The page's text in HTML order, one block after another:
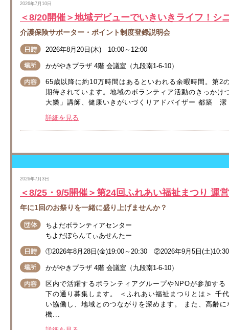
2026年7月10日
＜8/20開催＞地域デビューでいきいきライフ！シ
介護保険サポーター・ポイント制度登録説明会
2026年8月20日(木) 10:00～12:00
かがやきプラザ 4階 会議室（九段南1-6-10）
65歳以降に約10万時間はあるといわれる余暇時間。第2
期待されています。地域のボランティア活動のきっか
大樂」講師、健康いきがいづくりアドバイザー 都築
詳細を見る
2026年7月3日
＜8/25・9/5開催＞第24回ふれあい福祉まつり 運
年に1回のお祭りを一緒に盛り上げませんか？
ちよだボランティアセンター
ちよだぼらんてぃあせんたー
①2026年8月28日(金)19:00～20:30 ②2026年9月5日(土
かがやきプラザ 4階 会議室（九段南1-6-10）
区内で活躍するボランティアグループやNPOが参加す
下の通り募集します。 ＜ふれあい福祉まつりとは＞ 千
い協働し、地域とのつながりを深めます。 また、高齢
機...